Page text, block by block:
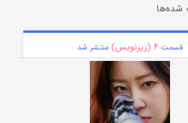
شده‌ها
قسمت۴ (زیرنویس) منتشر شد